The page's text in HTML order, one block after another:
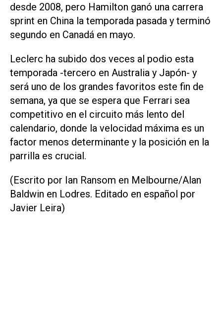
desde 2008, pero Hamilton ganó una carrera
sprint en China la temporada pasada y terminó
‌segundo en Canadá en mayo.
Leclerc ha subido dos veces al podio esta
temporada -tercero en Australia y Japón- y
será uno de los ‌grandes favoritos este fin ⁠de
semana, ya que se espera que Ferrari sea
competitivo en el circuito más lento del ​
calendario, donde la velocidad máxima es un
factor menos determinante y la posición en la
parrilla es crucial.
(Escrito por Ian Ransom en Melbourne/Alan
Baldwin en Lodres. Editado en español por
Javier Leira)